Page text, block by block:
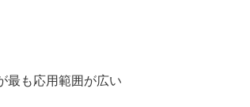
最も応用範囲が広い